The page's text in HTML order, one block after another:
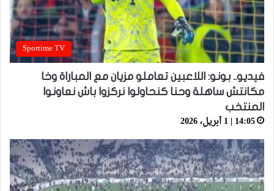
Sportime TV
فيديو.. بونو: اللاعبين تعاملو مزيان مع المباراة وخا
مكانتش ساهلة وحنا كنحاولوا نركزوا باش نعاونوا
المنتخب
14:05 | 1 أبريل، 2026